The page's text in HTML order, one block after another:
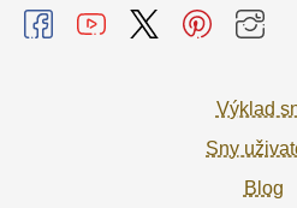
Výklad
Sny
Blog